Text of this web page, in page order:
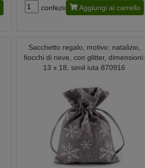
confezione Aggiungi al carrello
Sacchetto regalo, motivo: natalizio,
fiocchi di neve, con glitter, dimensioni:
13 x 18, simil iuta 870916